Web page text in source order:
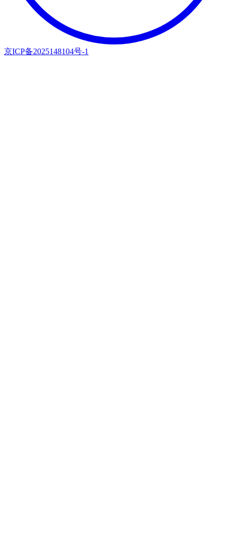
京ICP备2025148104号-1